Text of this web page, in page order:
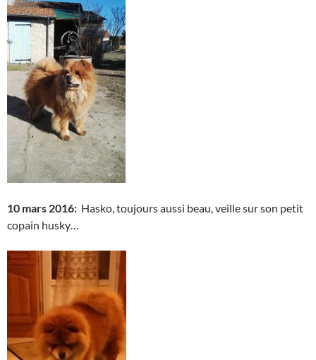
10 mars 2016: Hasko, toujours aussi beau, veille sur son petit
copain husky…